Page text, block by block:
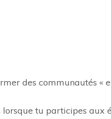
des communautés «
tu participes aux